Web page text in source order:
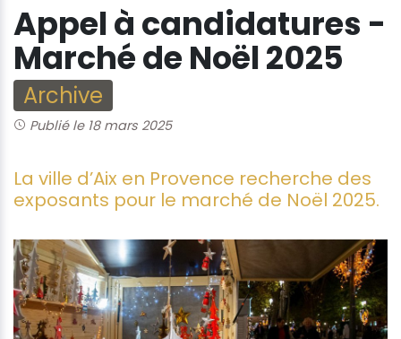
Appel à candidatures -
Marché de Noël 2025
Archive
Publié le 18 mars 2025
La ville d’Aix en Provence recherche des
exposants pour le marché de Noël 2025.